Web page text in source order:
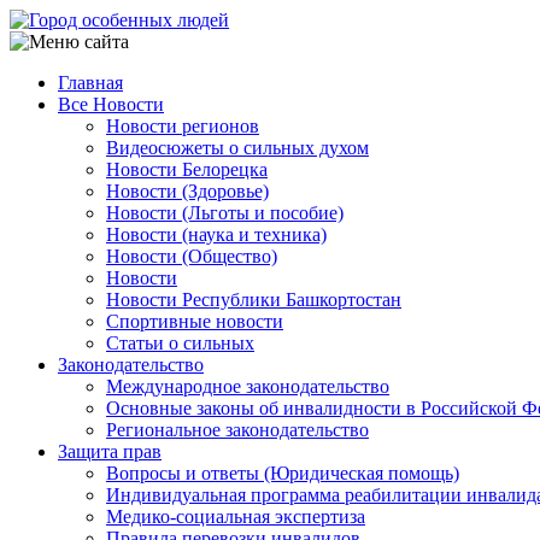
Перейти
к
содержанию
Main
navigation
Главная
Все Новости
Новости регионов
Видеосюжеты о сильных духом
Новости Белорецка
Новости (Здоровье)
Новости (Льготы и пособие)
Новости (наука и техника)
Новости (Общество)
Новости
Новости Республики Башкортостан
Спортивные новости
Статьи о сильных
Законодательство
Международное законодательство
Основные законы об инвалидности в Российской
Региональное законодательство
Защита прав
Вопросы и ответы (Юридическая помощь)
Индивидуальная программа реабилитации
Медико-социальная экспертиза